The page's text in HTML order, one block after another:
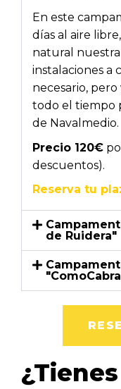
En este
días al aire
natural
instalaciones a
necesario,
todo el tiempo
de Navalmedio.
Precio 120€
descuentos).
Reserva tu
de Ruidera"